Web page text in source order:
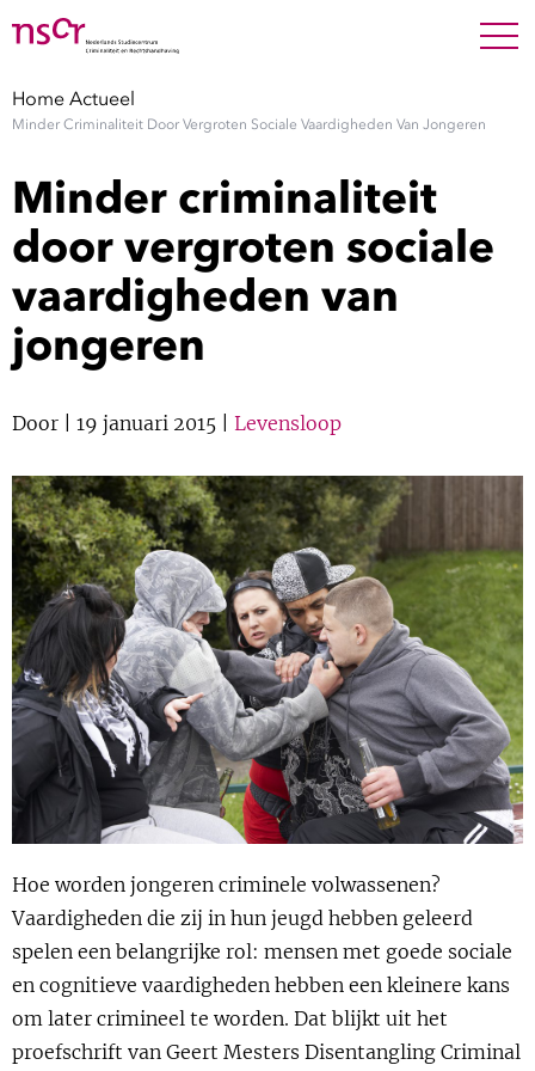
Medewerkers
Factsheets
Publicaties
Over NSCR
Contact
Uitgelicht Show
Cursus
BLOG
Podcast
Home Actueel
Minder Criminaliteit Door Vergroten Sociale Vaardigheden Van Jongeren
Minder criminaliteit
door vergroten sociale
vaardigheden van
jongeren
Door | 19 januari 2015 | Levensloop
Hoe worden jongeren criminele volwassenen?
Vaardigheden die zij in hun jeugd hebben geleerd
spelen een belangrijke rol: mensen met goede sociale
en cognitieve vaardigheden hebben een kleinere kans
om later crimineel te worden. Dat blijkt uit het
proefschrift van Geert Mesters Disentangling Criminal